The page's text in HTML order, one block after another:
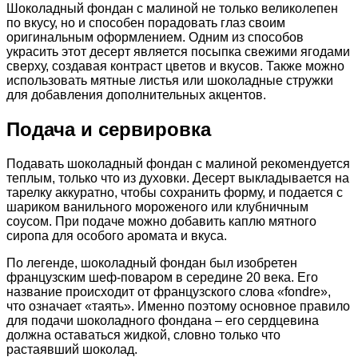
Шоколадный фондан с малиной не только великолепен
по вкусу, но и способен порадовать глаз своим
оригинальным оформлением. Одним из способов
украсить этот десерт является посыпка свежими ягодами
сверху, создавая контраст цветов и вкусов. Также можно
использовать мятные листья или шоколадные стружки
для добавления дополнительных акцентов.
Подача и сервировка
Подавать шоколадный фондан с малиной рекомендуется
теплым, только что из духовки. Десерт выкладывается на
тарелку аккуратно, чтобы сохранить форму, и подается с
шариком ванильного мороженого или клубничным
соусом. При подаче можно добавить каплю мятного
сиропа для особого аромата и вкуса.
По легенде, шоколадный фондан был изобретен
французским шеф-поваром в середине 20 века. Его
название происходит от французского слова «fondre»,
что означает «таять». Именно поэтому основное правило
для подачи шоколадного фондана – его сердцевина
должна оставаться жидкой, словно только что
растаявший шоколад.